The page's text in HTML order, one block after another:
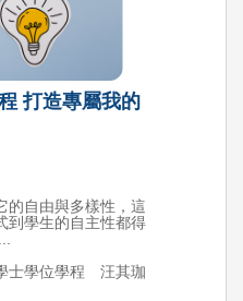
打造專屬我的
的自由與多樣性，這
到學生的自主性都得
士學位學程 汪其珈